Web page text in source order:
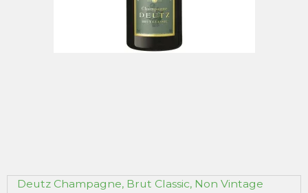
Deutz Champagne, Brut Classic, Non Vintage